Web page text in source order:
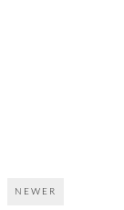
NEWER